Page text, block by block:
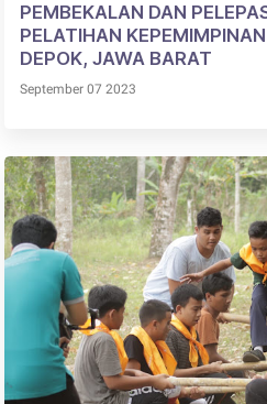
PEMBEKALAN DAN
PELATIHAN
DEPOK, JAWA BARAT
September 07 2023